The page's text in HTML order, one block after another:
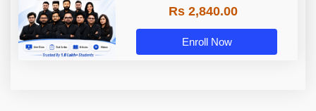
Rs 2,840.00
Enroll Now